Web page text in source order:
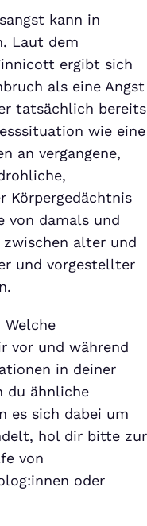
kann in
Laut dem
ergibt sich
als eine Angst
tatsächlich bereits
wie eine
an vergangene,
Körpergedächtnis
von damals und
alter und
und vorgestellter
vor und während
in deiner
du ähnliche
es sich dabei um
hol dir bitte zur
von
oder